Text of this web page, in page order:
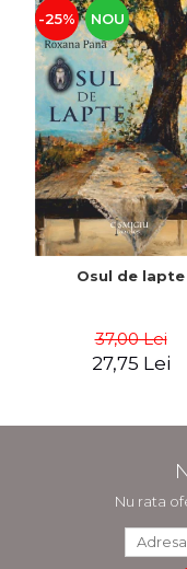
-25% NOU
Osul de lapte
37,00 Lei
27,75 Lei
Nu rata